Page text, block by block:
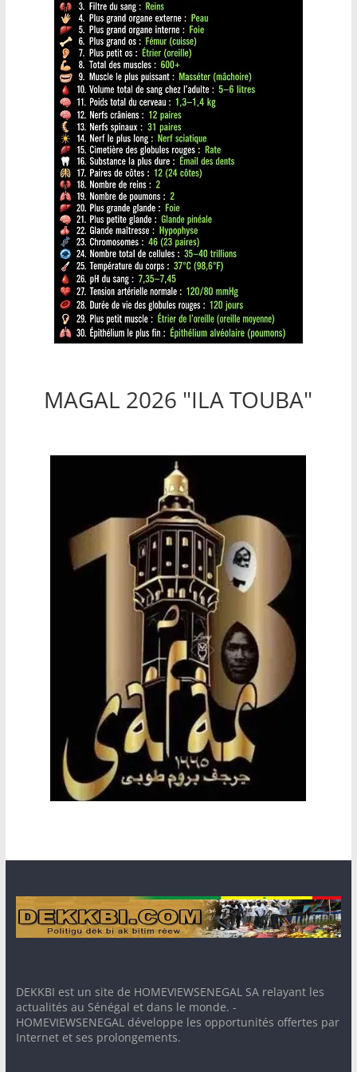
MAGAL 2026 "ILA TOUBA"
DEKKBI est un site de HOMEVIEWSENEGAL SA relayant les
actualités au Sénégal et dans le monde. -
HOMEVIEWSENEGAL développe les opportunités offertes par
Internet et ses prolongements.